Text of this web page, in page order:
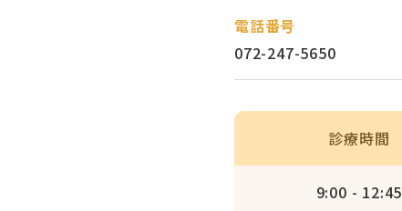
電話番号
072-247-5650
診療時間
9:00 - 12:45